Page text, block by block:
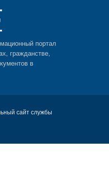
портал
гражданстве,
в
сайт службы